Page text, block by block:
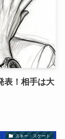
表！相手は大
スキー・スケート